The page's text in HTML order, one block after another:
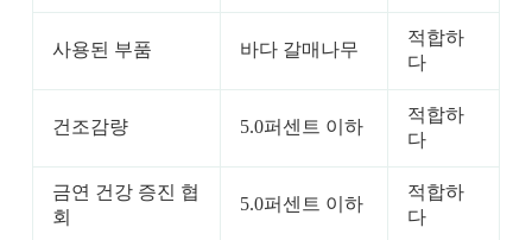
사용된 부품 바다 갈매나무
적합하
다
건조감량 5.0퍼센트 이하
적합하
다
금연 건강 증진 협
회
5.0퍼센트 이하
적합하
다